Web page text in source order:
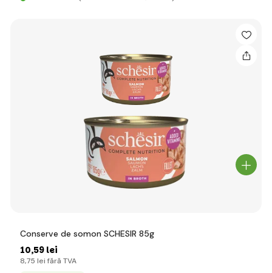
Conserve de somon SCHESIR 85g
10,59 lei
8,75 lei fără TVA